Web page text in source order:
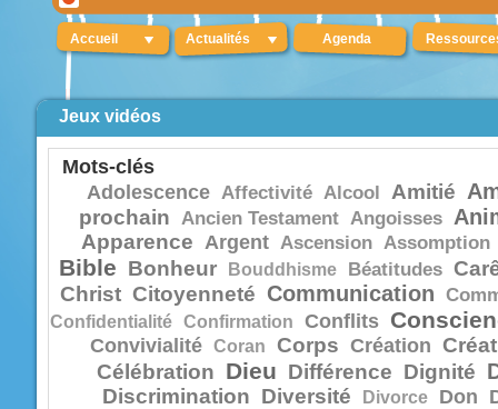
Accueil Actualités Agenda
Jeux vidéos
Mots-clés
Adolescence Affectivité Alcool Amitié
prochain Ancien Testament Angoisses
Apparence Argent Ascension Assomption
Bible Bonheur Bouddhisme Béatitudes
Christ Citoyenneté Communication
Confidentialité Confirmation Conflits
Convivialité Coran Corps Création
Célébration Dieu Différence Dignité
Discrimination Diversité Divorce Don